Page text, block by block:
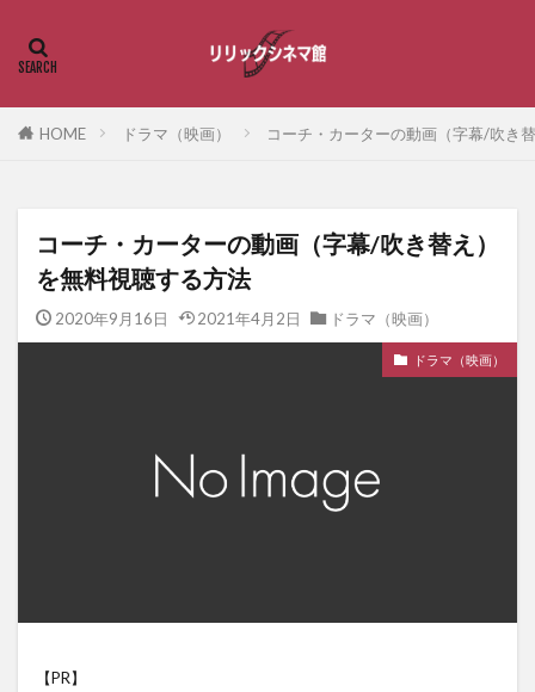
HOME ドラマ（映画） コーチ・カーターの動画（字幕/吹き
コーチ・カーターの動画（字幕/吹き替え）
を無料視聴する方法
2020年9月16日 2021年4月2日 ドラマ（映画）
ドラマ（映画）
【PR】